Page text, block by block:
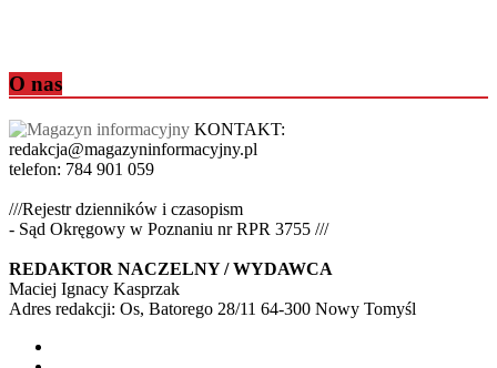
O nas
KONTAKT:
redakcja@magazyninformacyjny.pl
telefon: 784 901 059
///Rejestr dzienników i czasopism
- Sąd Okręgowy w Poznaniu nr RPR 3755 ///
REDAKTOR NACZELNY / WYDAWCA
Maciej Ignacy Kasprzak
Adres redakcji: Os, Batorego 28/11 64-300 Nowy Tomyśl